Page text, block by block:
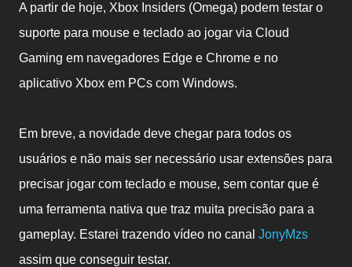
A partir de hoje, Xbox Insiders (Omega) podem testar o
suporte para mouse e teclado ao jogar via Cloud
Gaming em navegadores Edge e Chrome e no
aplicativo Xbox em PCs com Windows.
Em breve, a novidade deve chegar para todos os
usuários e não mais ser necessário usar extensões para
precisar jogar com teclado e mouse, sem contar que é
uma ferramenta nativa que traz muita precisão para a
gameplay. Estarei trazendo vídeo no canal JonyMzs
assim que conseguir testar.